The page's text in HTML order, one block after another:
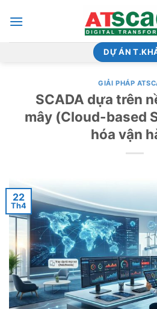
qua
DỰ ÁN
GIẢI PHÁP
SCADA dựa trên
mây (Cloud-based
hóa vận
22
Th4